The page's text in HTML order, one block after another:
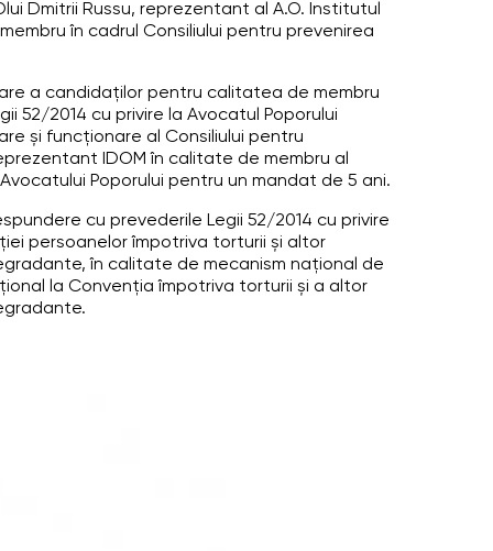
Dmitrii Russu, reprezentant al A.O. Institutul
în cadrul Consiliului pentru prevenirea
a candidaților pentru calitatea de membru
52/2014 cu privire la Avocatul Poporului
și funcționare al Consiliului pentru
IDOM în calitate de membru al
Poporului pentru un mandat de 5 ani.
cu prevederile Legii 52/2014 cu privire
persoanelor împotriva torturii şi altor
în calitate de mecanism naţional de
la Convenţia împotriva torturii şi a altor